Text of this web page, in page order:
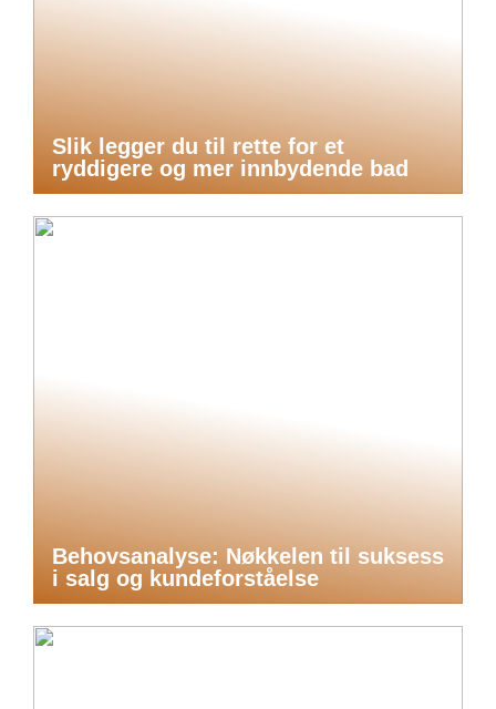
Slik legger du til rette for et
ryddigere og mer innbydende bad
Behovsanalyse: Nøkkelen til suksess
i salg og kundeforståelse